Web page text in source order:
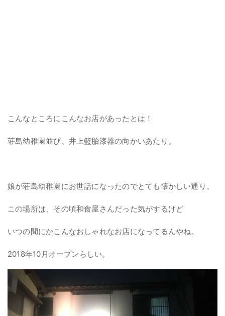
こんなところにこんなお店があったとは！
荘島幼稚園並び、井上籃胎漆器の向かいあたり。
娘が荘島幼稚園にお世話になったのでとても懐かしい通り。
この場所は、その頃和食屋さんだった気がするけど
いつの間にかこんなおしゃれなお店になってるんやね。
2018年10月オープンらしい。